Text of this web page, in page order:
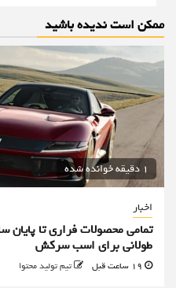
ممکن است ندیده باشید
1 دقیقه خوانده شده
اخبار
طولانی برای اسب سرکش
تیم تولید محتوا